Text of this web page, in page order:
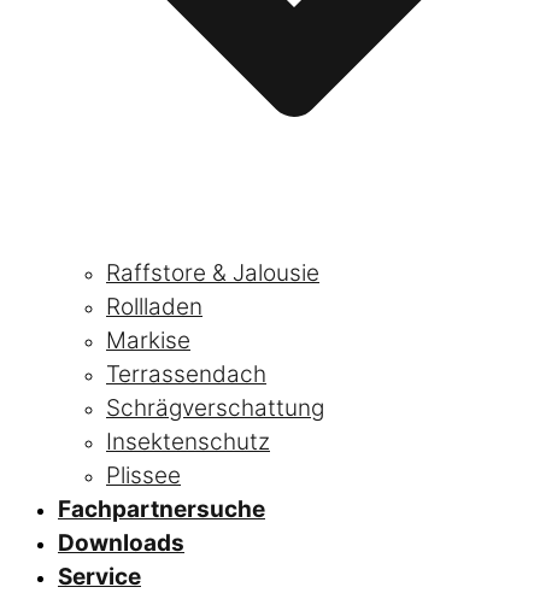
Raffstore & Jalousie
Rollladen
Markise
Terrassendach
Schrägverschattung
Insektenschutz
Plissee
Fachpartnersuche
Downloads
Service